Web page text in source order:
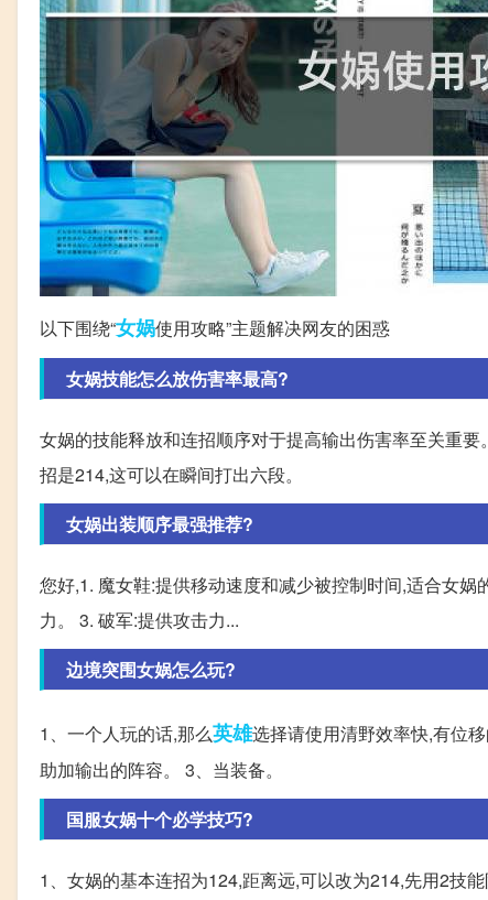
以下围绕“女娲使用攻略”主题解决网友的困惑
女娲技能怎么放伤害率最高?
女娲的技能释放和连招顺序对于提高输出伤害率至关重
招是214,这可以在瞬间打出六段。
女娲出装顺序最强推荐?
您好,1. 魔女鞋:提供移动速度和减少被控制时间,适合女
力。 3. 破军:提供攻击力...
边境突围女娲怎么玩?
1、一个人玩的话,那么英雄选择请使用清野效率快,有位
助加输出的阵容。 3、当装备。
国服女娲十个必学技巧?
1、女娲的基本连招为124,距离远,可以改为214,先用2技